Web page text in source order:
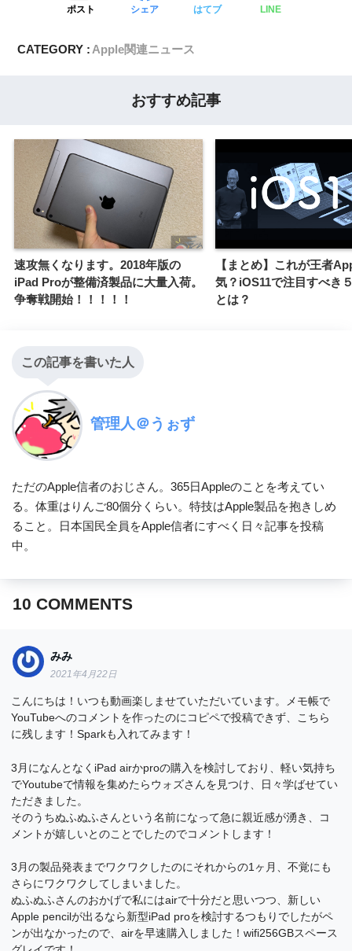
ポスト シェア はてブ LINE
CATEGORY : Apple関連ニュース
おすすめ記事
速攻無くなります。2018年版の
iPad Proが整備済製品に大量入荷。
争奪戦開始！！！！！
【まとめ】これが王者
気？iOS11で注目すべき
とは？
この記事を書いた人
管理人＠うぉず
ただのApple信者のおじさん。365日Appleのことを考えてい
る。体重はりんご80個分くらい。特技はApple製品を抱きしめ
ること。日本国民全員をApple信者にすべく日々記事を投稿
中。
10 COMMENTS
みみ
2021年4月22日
こんにちは！いつも動画楽しませていただいています。メモ帳で
YouTubeへのコメントを作ったのにコピペで投稿できず、こちら
に残します！Sparkも入れてみます！
3月になんとなくiPad airかproの購入を検討しており、軽い気持ち
でYoutubeで情報を集めたらウォズさんを見つけ、日々学ばせてい
ただきました。
そのうちぬふぬふさんという名前になって急に親近感が湧き、コ
メントが嬉しいとのことでしたのでコメントします！
3月の製品発表までワクワクしたのにそれからの1ヶ月、不覚にも
さらにワクワクしてしまいました。
ぬふぬふさんのおかげで私にはairで十分だと思いつつ、新しい
Apple pencilが出るなら新型iPad proを検討するつもりでしたがペ
ンが出なかったので、airを早速購入しました！wifi256GBスペース